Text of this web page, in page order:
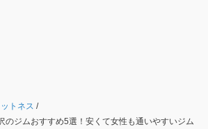
トネス /
のジムおすすめ5選！安くて女性も通いやすいジム